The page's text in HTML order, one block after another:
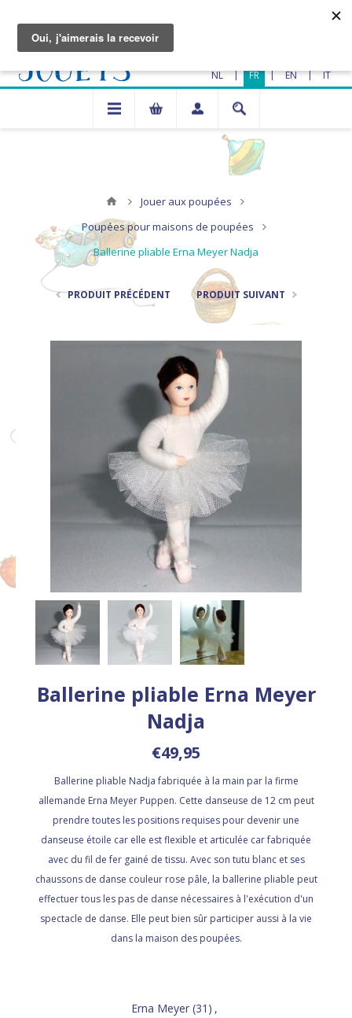
NL | FR | EN | IT
Jouer aux poupées
Poupées pour maisons de poupées
Ballerine pliable Erna Meyer Nadja
PRODUIT PRÉCÉDENT PRODUIT SUIVANT
Ballerine pliable Erna Meyer
Nadja
€49,95
Ballerine pliable Nadja fabriquée à la main par la firme
allemande Erna Meyer Puppen. Cette danseuse de 12 cm peut
prendre toutes les positions requises pour devenir une
danseuse étoile car elle est flexible et articulée car fabriquée
avec du fil de fer gainé de tissu. Avec son tutu blanc et ses
chaussons de danse couleur rose pâle, la ballerine pliable peut
effectuer tous les pas de danse nécessaires à l'exécution d'un
spectacle de danse. Elle peut bien sûr participer aussi à la vie
dans la maison des poupées.
Erna Meyer (31) ,